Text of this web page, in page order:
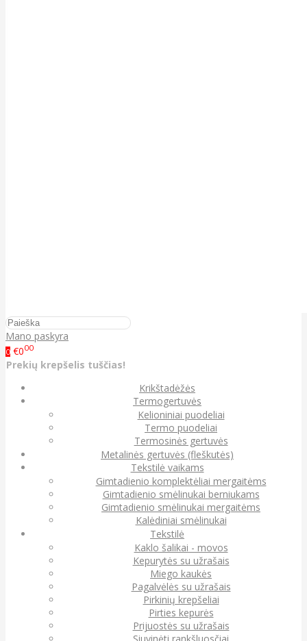
Mano paskyra
0 €000
Prekių krepšelis tuščias!
Krikštadėžės
Termogertuvės
Kelioniniai puodeliai
Termo puodeliai
Termosinės gertuvės
Metalinės gertuvės (fleškutės)
Tekstilė vaikams
Gimtadienio komplektėliai mergaitėms
Gimtadienio smėlinukai berniukams
Gimtadienio smėlinukai mergaitėms
Kalėdiniai smėlinukai
Tekstilė
Kaklo šalikai - movos
Kepurytės su užrašais
Miego kaukės
Pagalvėlės su užrašais
Pirkinių krepšeliai
Pirties kepurės
Prijuostės su užrašais
Siuvinėti rankšluosčiai